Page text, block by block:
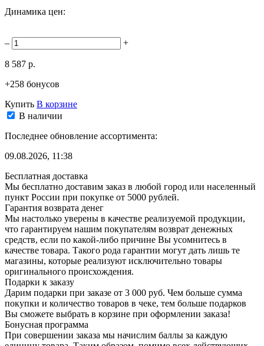
Динамика цен:
– +
8 587 р.
+258 бонусов
Купить В корзине
В наличии
Последнее обновление ассортимента:
09.08.2026, 11:38
Бесплатная доставка
Мы бесплатно доставим заказ в любой город или населенный
пункт России при покупке от 5000 рублей.
Гарантия возврата денег
Мы настолько уверены в качестве реализуемой продукции,
что гарантируем нашим покупателям возврат денежных
средств, если по какой-либо причине Вы усомнитесь в
качестве товара. Такого рода гарантии могут дать лишь те
магазины, которые реализуют исключительно товары
оригинального происхождения.
Подарки к заказу
Дарим подарки при заказе от 3 000 руб. Чем больше сумма
покупки и количество товаров в чеке, тем больше подарков
Вы сможете выбрать в корзине при оформлении заказа!
Бонусная программа
При совершении заказа мы начислим баллы за каждую